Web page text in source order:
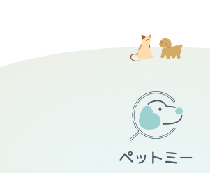
タイミングがたぶんすごいと思います。 スムースコート
なので将来的にカットは必要ないと考えていま
診断を怠ったために発見したときにはす
し、な心臓病にかかってしまって後悔し
定期的に行く決意を固めています。 【鳴き声】 甲高くて
耳をつんざくような力強い声です。気密
ンで窓を閉めて飼っていますがたぶん隣
じゃないかとヒヤヒヤものです。あと、